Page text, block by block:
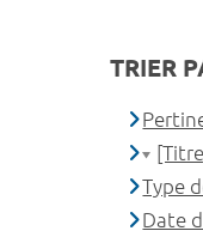
TRIER
Type
Date